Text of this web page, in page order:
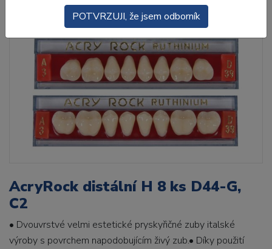
AcryRock distální H 8 ks D44-G,
C2
• Dvouvrstvé velmi estetické pryskyřičné zuby italské
výroby s povrchem napodobujícím živý zub.• Díky použití
POTVRZUJI, že jsem odborník